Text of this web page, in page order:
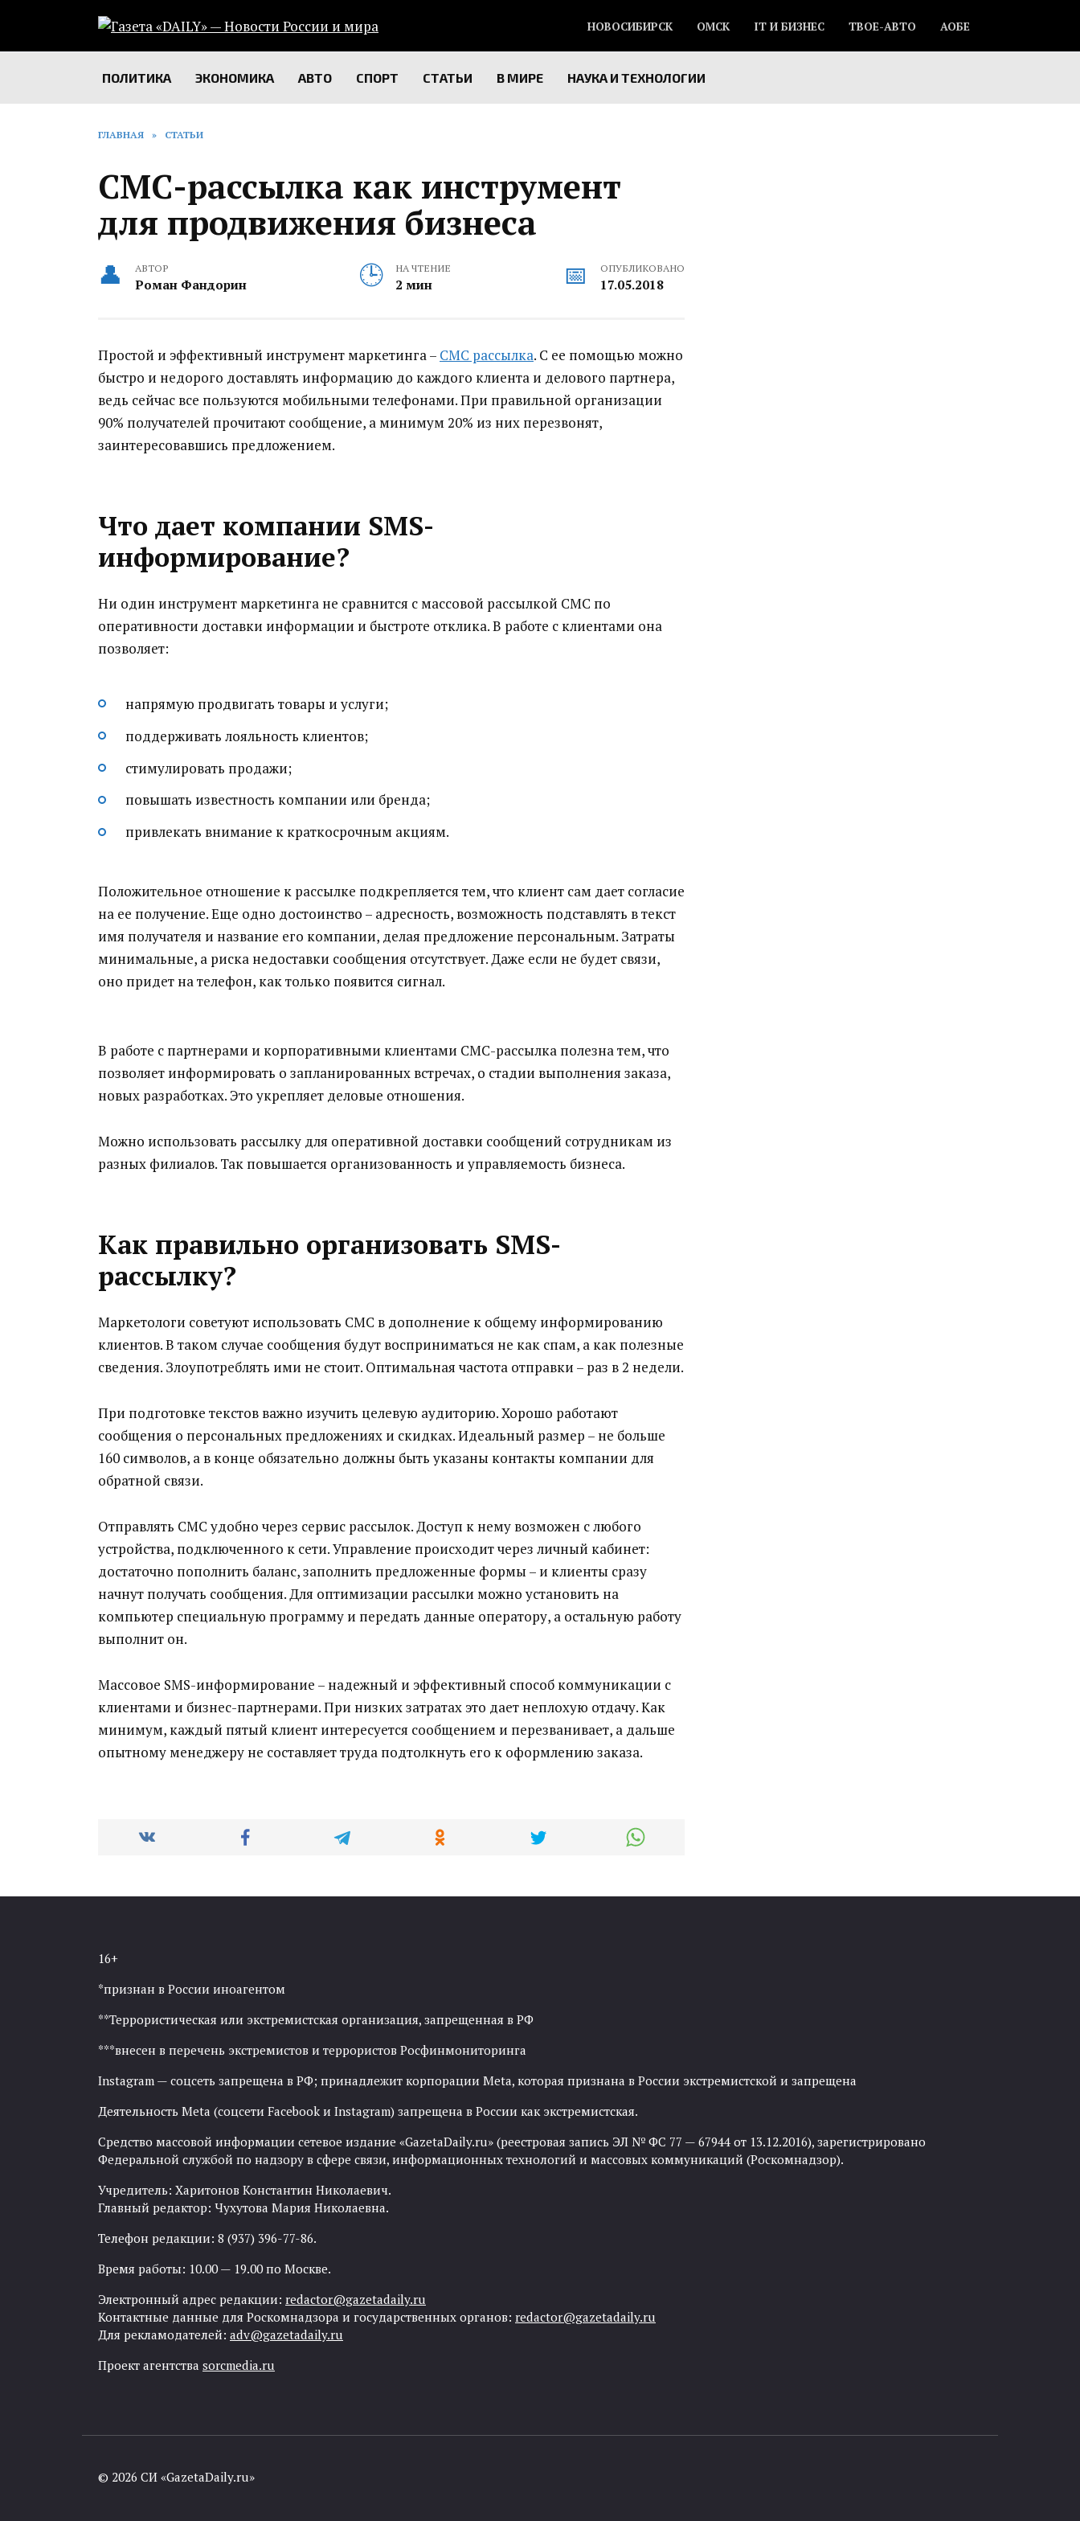
содержанию
НОВОСИБИРСК ОМСК IT И БИЗНЕС ТВОЕ-АВТО АОБЕ
ПОЛИТИКА ЭКОНОМИКА АВТО СПОРТ СТАТЬИ В МИРЕ НАУКА И ТЕХНОЛОГИИ
ГЛАВНАЯ » СТАТЬИ
СМС-рассылка как инструмент
для продвижения бизнеса
АВТОР
Роман Фандорин
НА ЧТЕНИЕ
2 мин
ОПУБЛИКОВАНО
17.05.2018
Простой и эффективный инструмент маркетинга – СМС рассылка. С ее помощью можно
быстро и недорого доставлять информацию до каждого клиента и делового партнера,
ведь сейчас все пользуются мобильными телефонами.При правильной организации
90% получателей прочитают сообщение, а минимум 20% из них перезвонят,
заинтересовавшись предложением.
Что дает компании SMS-
информирование?
Ни один инструмент маркетинга не сравнится с массовой рассылкой СМС по
оперативности доставки информации и быстроте отклика. В работе с клиентами она
позволяет:
напрямую продвигать товары и услуги;
поддерживать лояльность клиентов;
стимулировать продажи;
повышать известность компании или бренда;
привлекать внимание к краткосрочным акциям.
Положительное отношение к рассылке подкрепляется тем, что клиент сам дает согласие
на ее получение. Еще одно достоинство – адресность, возможность подставлять в текст
имя получателя и название его компании, делая предложение персональным. Затраты
минимальные, а риска недоставки сообщения отсутствует. Даже если не будет связи,
оно придет на телефон, как только появится сигнал.
В работе с партнерами и корпоративными клиентами СМС-рассылка полезна тем, что
позволяет информировать о запланированных встречах, о стадии выполнения заказа,
новых разработках. Это укрепляет деловые отношения.
Можно использовать рассылку для оперативной доставки сообщений сотрудникам из
разных филиалов. Так повышается организованность и управляемость бизнеса.
Как правильно организовать SMS-
рассылку?
Маркетологи советуют использовать СМС в дополнение к общему информированию
клиентов. В таком случае сообщения будут восприниматься не как спам, а как полезные
сведения. Злоупотреблять ими не стоит. Оптимальная частота отправки – раз в 2 недели.
При подготовке текстов важно изучить целевую аудиторию. Хорошо работают
сообщения о персональных предложениях и скидках. Идеальный размер – не больше
160 символов, а в конце обязательно должны быть указаны контакты компании для
обратной связи.
Отправлять СМС удобно через сервис рассылок. Доступ к нему возможен с любого
устройства, подключенного к сети. Управление происходит через личный кабинет:
достаточно пополнить баланс, заполнить предложенные формы – и клиенты сразу
начнут получать сообщения. Для оптимизации рассылки можно установить на
компьютер специальную программу и передать данные оператору, а остальную работу
выполнит он.
Массовое SMS-информирование – надежный и эффективный способ коммуникации с
клиентами и бизнес-партнерами. При низких затратах это дает неплохую отдачу. Как
минимум, каждый пятый клиент интересуется сообщением и перезванивает, а дальше
опытному менеджеру не составляет труда подтолкнуть его к оформлению заказа.
16+
*признан в России иноагентом
**Террористическая или экстремистская организация, запрещенная в РФ
***внесен в перечень экстремистов и террористов Росфинмониторинга
Instagram — соцсеть запрещена в РФ; принадлежит корпорации Meta, которая признана в России экстремистской и запрещена
Деятельность Meta (соцсети Facebook и Instagram) запрещена в России как экстремистская.
Средство массовой информации сетевое издание «GazetaDaily.ru» (реестровая запись ЭЛ № ФС 77 — 67944 от 13.12.2016), зарегистрировано
Федеральной службой по надзору в сфере связи, информационных технологий и массовых коммуникаций (Роскомнадзор).
Учредитель: Харитонов Константин Николаевич.
Главный редактор: Чухутова Мария Николаевна.
Телефон редакции: 8 (937) 396-77-86.
Время работы: 10.00 — 19.00 по Москве.
Электронный адрес редакции: redactor@gazetadaily.ru
Контактные данные для Роскомнадзора и государственных органов: redactor@gazetadaily.ru
Для рекламодателей: adv@gazetadaily.ru
Проект агентства sorcmedia.ru
© 2026 СИ «GazetaDaily.ru»